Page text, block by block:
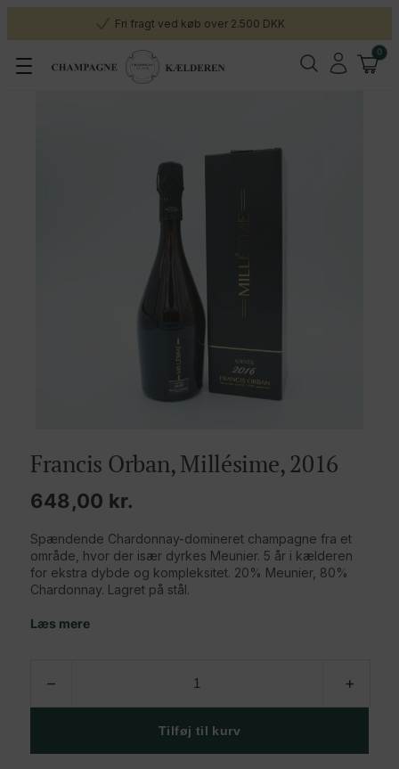
Fri fragt ved køb over 2.500 DKK
0
Francis Orban, Millésime, 2016
648,00 kr.
Spændende Chardonnay-domineret champagne fra et
område, hvor der især dyrkes Meunier. 5 år i kælderen
for ekstra dybde og kompleksitet. 20% Meunier, 80%
Chardonnay. Lagret på stål.
Læs mere
–
Orban,
+
Tilføj til kurv